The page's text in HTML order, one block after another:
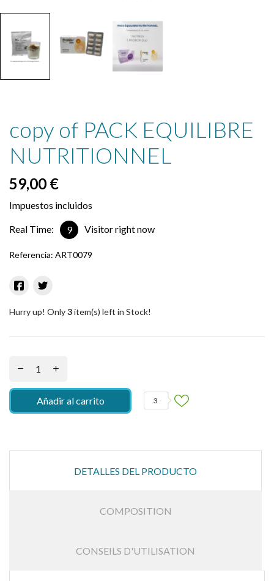
copy of PACK EQUILIBRE
NUTRITIONNEL
59,00 €
Impuestos incluidos
Real Time: 9 Visitor right now
Referencia: ART0079
Hurry up! Only3item(s) left in Stock!
Añadir al carrito 3
DETALLES DEL PRODUCTO
COMPOSITION
CONSEILS D'UTILISATION